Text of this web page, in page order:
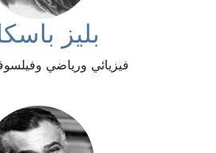
بليز
فيزيائي ورياضي